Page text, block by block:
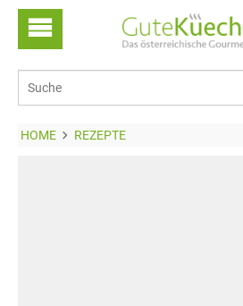
HOME REZEPTE